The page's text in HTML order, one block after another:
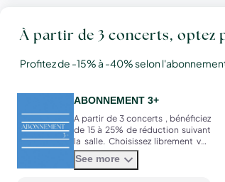
À partir de 3 concerts, optez
Profitez de -15% à -40% selon
ABONNEMENT 3+
A partir de 3 concerts , bénéficiez
de 15 à 25% de réduction suivant
la salle. Choisissez librement vos
concerts parmi les programmes
proposés dans la saison.
See more